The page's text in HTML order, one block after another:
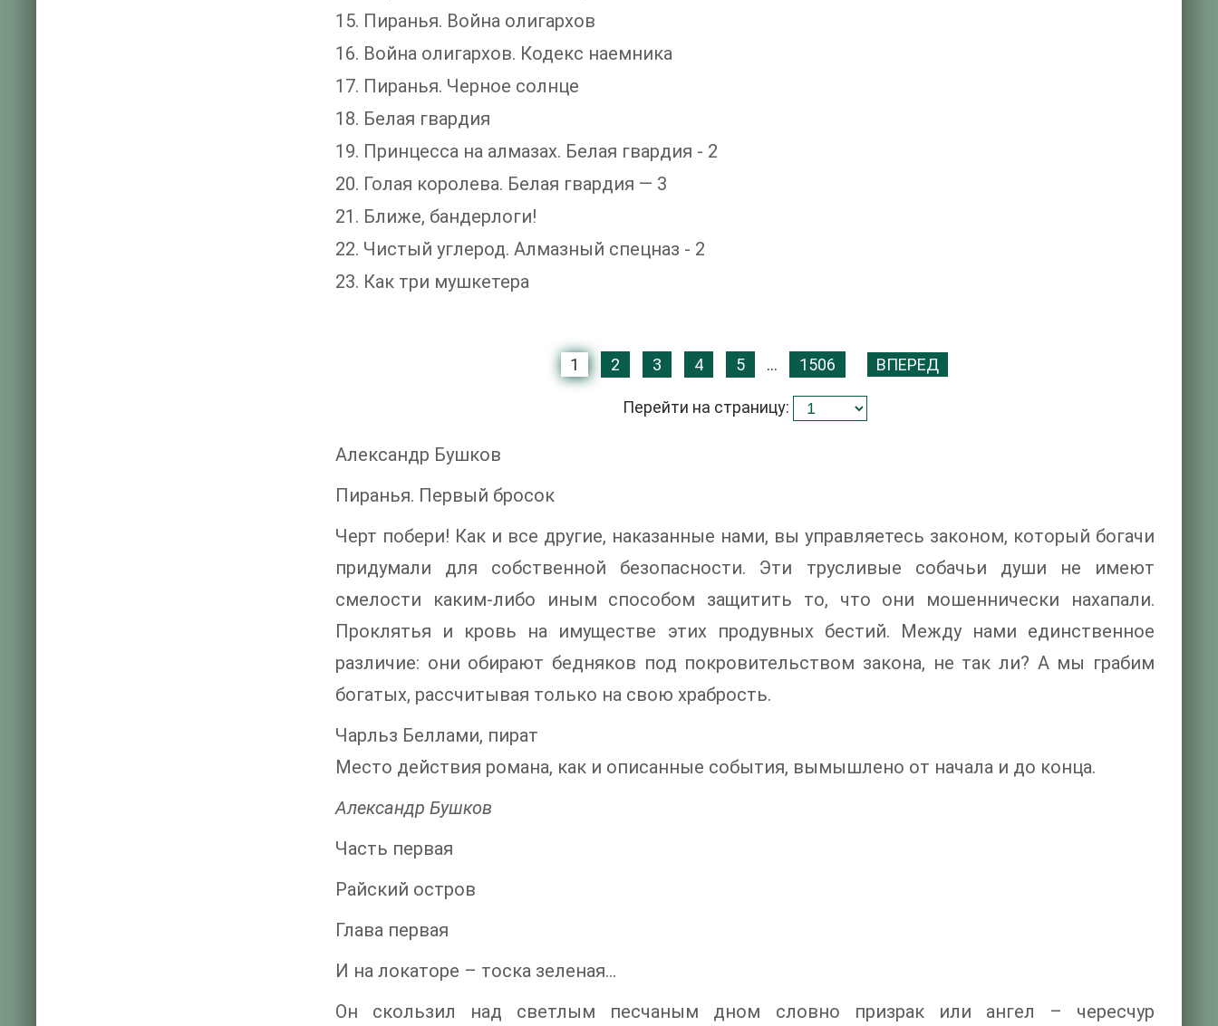
15. Пиранья. Война олигархов
16. Война олигархов. Кодекс наемника
17. Пиранья. Черное солнце
18. Белая гвардия
19. Принцесса на алмазах. Белая гвардия - 2
20. Голая королева. Белая гвардия — 3
21. Ближе, бандерлоги!
22. Чистый углерод. Алмазный спецназ - 2
23. Как три мушкетера
1 2 3 4 5 ... 1506 ВПЕРЕД
Перейти на страницу:
Александр Бушков
Пиранья. Первый бросок
Черт побери! Как и все другие, наказанные нами, вы управляетесь законом, который богачи
придумали для собственной безопасности. Эти трусливые собачьи души не имеют
смелости каким-либо иным способом защитить то, что они мошеннически нахапали.
Проклятья и кровь на имуществе этих продувных бестий. Между нами единственное
различие: они обирают бедняков под покровительством закона, не так ли? А мы грабим
богатых, рассчитывая только на свою храбрость.
Чарльз Беллами, пират
Место действия романа, как и описанные события, вымышлено от начала и до конца.
Александр Бушков
Часть первая
Райский остров
Глава первая
И на локаторе – тоска зеленая…
Он скользил над светлым песчаным дном словно призрак или ангел – чересчур